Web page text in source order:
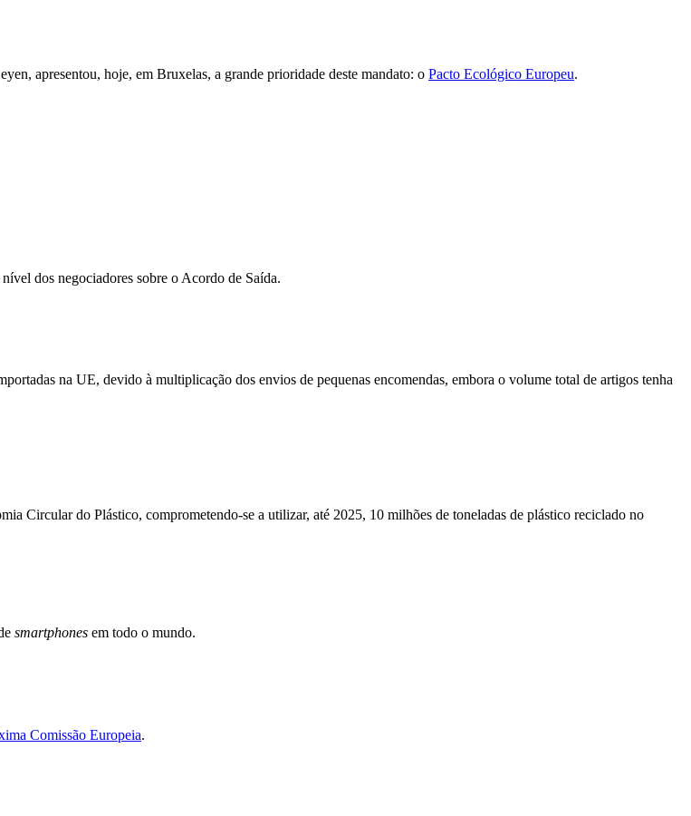
apresentou, hoje, em Bruxelas, a grande prioridade deste mandato: o Pacto Ecológico Europeu.
dos negociadores sobre o Acordo de Saída.
na UE, devido à multiplicação dos envios de pequenas encomendas, embora o volume total de artigos tenha
Circular do Plástico, comprometendo-se a utilizar, até 2025, 10 milhões de toneladas de plástico reciclado no
smartphones em todo o mundo.
Comissão Europeia.